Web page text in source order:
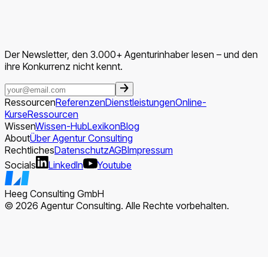
Der Newsletter, den 3.000+ Agenturinhaber lesen – und den
ihre Konkurrenz nicht kennt.
RessourcenReferenzenDienstleistungenOnline-
KurseRessourcen
WissenWissen-HubLexikonBlog
AboutÜber Agentur Consulting
RechtlichesDatenschutzAGBImpressum
Socials
LinkedIn Youtube
Heeg Consulting GmbH
© 2026 Agentur Consulting. Alle Rechte vorbehalten.